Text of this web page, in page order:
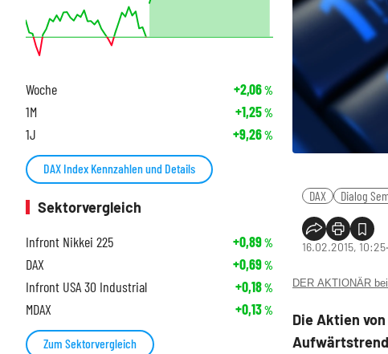
DAX Dialog
16.02.2015, 10:25
DER AKTIONÄR
Die Aktien
Woche +2,06%
1M +1,25%
1J +9,26%
DAX Index Kennzahlen und Details
Sektorvergleich
Infront Nikkei 225
+0,89%
DAX +0,69%
Infront USA 30 Industrial +0,18%
MDAX +0,13%
Zum Sektorvergleich